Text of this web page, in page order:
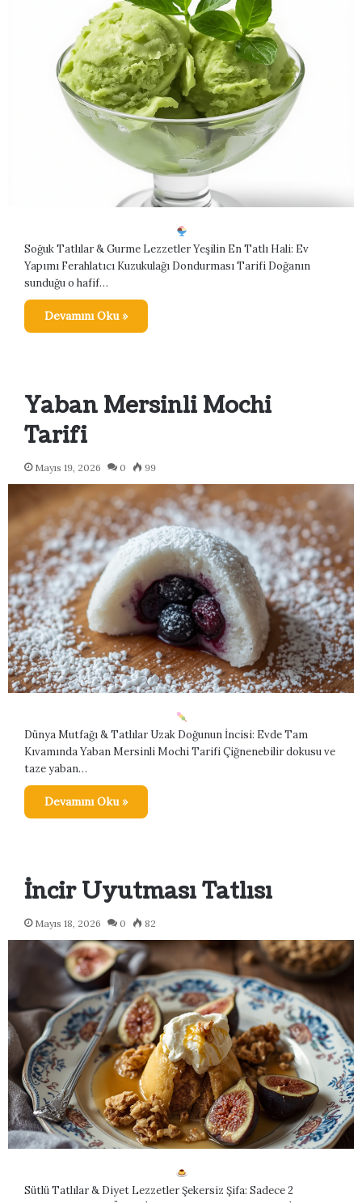
Soğuk Tatlılar & Gurme Lezzetler Yeşilin En Tatlı Hali: Ev
Yapımı Ferahlatıcı Kuzukulağı Dondurması Tarifi Doğanın
sunduğu o hafif…
Devamını Oku »
Yaban Mersinli Mochi
Tarifi
Mayıs 19, 2026 0 99
Dünya Mutfağı & Tatlılar Uzak Doğunun İncisi: Evde Tam
Kıvamında Yaban Mersinli Mochi Tarifi Çiğnenebilir dokusu ve
taze yaban…
Devamını Oku »
İncir Uyutması Tatlısı
Mayıs 18, 2026 0 82
Sütlü Tatlılar & Diyet Lezzetler Şekersiz Şifa: Sadece 2